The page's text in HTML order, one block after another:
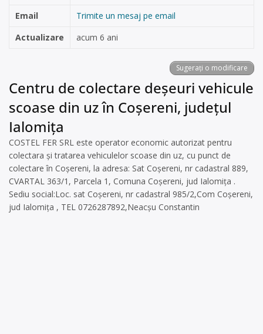
Email
Trimite un mesaj pe email
Actualizare
acum 6 ani
Sugerați o modificare
Centru de colectare deșeuri vehicule
scoase din uz în Coșereni, județul
Ialomița
COSTEL FER SRL este operator economic autorizat pentru
colectara și tratarea vehiculelor scoase din uz, cu punct de
colectare în Coșereni, la adresa: Sat Coșereni, nr cadastral 889,
CVARTAL 363/1, Parcela 1, Comuna Coșereni, jud Ialomița .
Sediu social:Loc. sat Coșereni, nr cadastral 985/2,Com Coșereni,
jud Ialomița , TEL 0726287892,Neacșu Constantin